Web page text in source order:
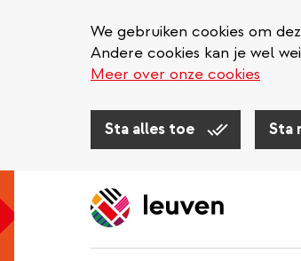
We gebruiken cookies om
Andere cookies kan je wel
Meer over onze cookies
Sta alles toe Sta